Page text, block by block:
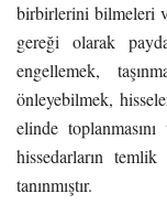
birbirlerini bilmeleri
gereği olarak
engellemek,
önleyebilmek,
elinde
hissedarların temlik
tanınmıştır.